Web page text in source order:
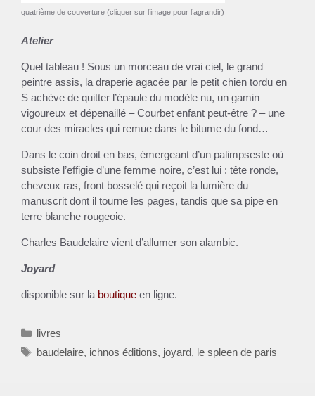
quatrième de couverture (cliquer sur l’image pour l’agrandir)
Atelier
Quel tableau ! Sous un morceau de vrai ciel, le grand
peintre assis, la draperie agacée par le petit chien tordu en
S achève de quitter l’épaule du modèle nu, un gamin
vigoureux et dépenaillé – Courbet enfant peut-être ? – une
cour des miracles qui remue dans le bitume du fond…
Dans le coin droit en bas, émergeant d’un palimpseste où
subsiste l’effigie d’une femme noire, c’est lui : tête ronde,
cheveux ras, front bosselé qui reçoit la lumière du
manuscrit dont il tourne les pages, tandis que sa pipe en
terre blanche rougeoie.
Charles Baudelaire vient d’allumer son alambic.
Joyard
disponible sur la boutique en ligne.
Catégories
livres
Étiquettes
baudelaire, ichnos éditions, joyard, le spleen de paris